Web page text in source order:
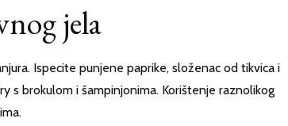
jela
Ispecite punjene paprike, složenac od tikvica i
s brokulom i šampinjonima. Korištenje raznolikog